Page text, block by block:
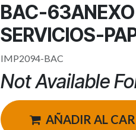
BAC-
SERVICIOS-
IMP2094-BAC
Not Available
AÑADIR AL